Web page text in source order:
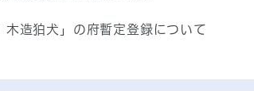
造狛犬」の府暫定登録について